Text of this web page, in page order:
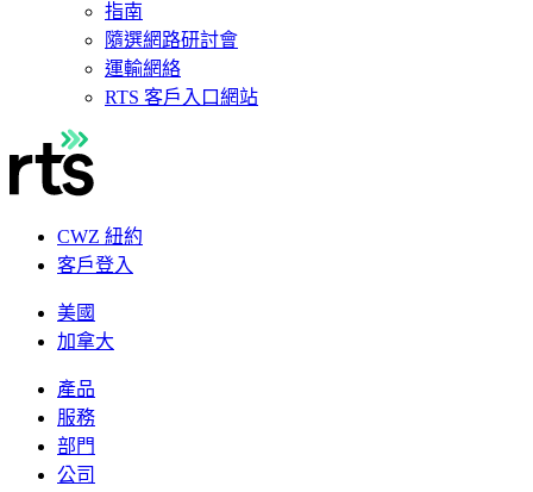
指南
隨選網路研討會
運輸網絡
RTS 客戶入口網站
CWZ 紐約
客戶登入
美國
加拿大
產品
服務
部門
公司